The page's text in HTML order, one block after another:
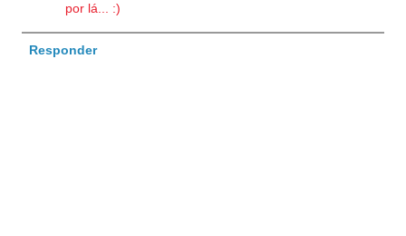
por lá... :)
Responder